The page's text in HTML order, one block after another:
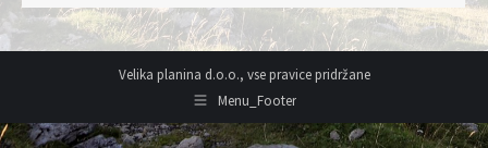
Velika planina d.o.o., vse pravice pridržane
Menu_Footer